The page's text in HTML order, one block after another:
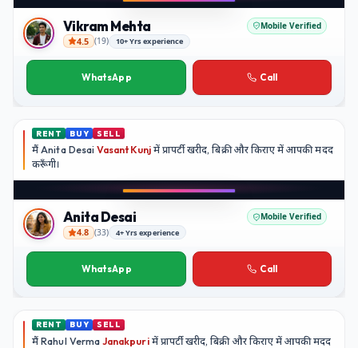
Vikram Mehta
Vikram Mehta Mobile Verified
4.5 (19) 10+ Yrs experience
WhatsApp Call
RENT BUY SELL
मैंAnita Desai Vasant Kunjमें प्रापर्टी खरीद, बिक्री और किराए में आपकी मदद
करूँगी।
Anita Desai
Anita Desai Mobile Verified
4.8 (33) 4+ Yrs experience
WhatsApp Call
RENT BUY SELL
मैंRahul Verma Janakpuriमें प्रापर्टी खरीद, बिक्री और किराए में आपकी मदद